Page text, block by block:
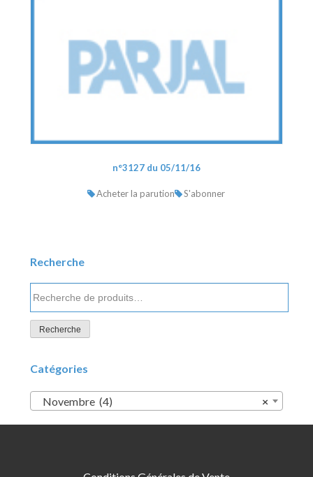
n°3127 du 05/11/16
Acheter la parution S'abonner
Recherche
pour :
Recherche
Catégories
×
Novembre (4)